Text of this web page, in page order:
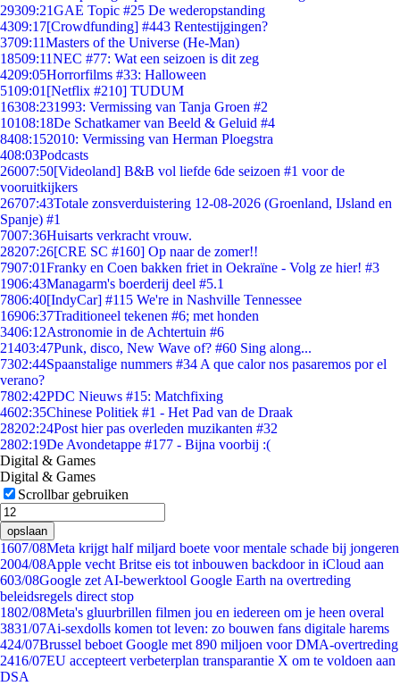
29309:21GAE Topic #25 De wederopstanding
4309:17[Crowdfunding] #443 Rentestijgingen?
3709:11Masters of the Universe (He-Man)
18509:11NEC #77: Wat een seizoen is dit zeg
4209:05Horrorfilms #33: Halloween
5109:01 [Netflix #210] TUDUM
16308:231993: Vermissing van Tanja Groen #2
10108:18De Schatkamer van Beeld & Geluid #4
8408:152010: Vermissing van Herman Ploegstra
408:03Podcasts
26007:50[Videoland] B&B vol liefde 6de seizoen #1 voor de
vooruitkijkers
26707:43Totale zonsverduistering 12-08-2026 (Groenland, IJsland en
Spanje) #1
7007:36Huisarts verkracht vrouw.
28207:26[CRE SC #160] Op naar de zomer!!
7907:01Franky en Coen bakken friet in Oekraïne - Volg ze hier! #3
1906:43Managarm's boerderij deel #5.1
7806:40[IndyCar] #115 We're in Nashville Tennessee
16906:37Traditioneel tekenen #6; met honden
3406:12Astronomie in de Achtertuin #6
21403:47Punk, disco, New Wave of? #60 Sing along...
7302:44Spaanstalige nummers #34 A que calor nos pasaremos por el
verano?
7802:42PDC Nieuws #15: Matchfixing
4602:35Chinese Politiek #1 - Het Pad van de Draak
28202:24Post hier pas overleden muzikanten #32
2802:19De Avondetappe #177 - Bijna voorbij :(
Digital & Games
Digital & Games
Scrollbar gebruiken
opslaan
1607/08Meta krijgt half miljard boete voor mentale schade bij jongeren
2004/08Apple vecht Britse eis tot inbouwen backdoor in iCloud aan
603/08Google zet AI-bewerktool Google Earth na overtreding
beleidsregels direct stop
1802/08Meta's gluurbrillen filmen jou en iedereen om je heen overal
3831/07Ai-sexdolls komen tot leven: zo bouwen fans digitale harems
424/07Brussel beboet Google met 890 miljoen voor DMA-overtreding
2416/07EU accepteert verbeterplan transparantie X om te voldoen aan
DSA